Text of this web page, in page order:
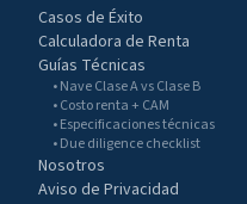
Casos de Éxito
Calculadora de Renta
Guías Técnicas
• Nave Clase A vs Clase B
• Costo renta + CAM
• Especificaciones técnicas
• Due diligence checklist
Nosotros
Aviso de Privacidad